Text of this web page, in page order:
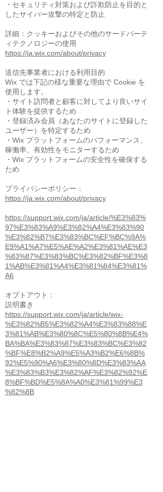
・セキュリティ対策および詐欺防止を目的と
したサイバー攻撃の特定と防止
詳細：クッキーおよびその他のサードパーテ
ィテクノロジーの使用
https://ja.wix.com/about/privacy
送信先事業者における利用目的
Wix では下記の様な重要な理由で Cookie を
使用します。
・サイト訪問者と顧客に対してより良いサイ
ト体験を提供するため
・登録済み会員（あなたのサイトに登録した
ユーザー）を特定するため
・Wix プラットフォームのパフォーマンス、
稼働率、有効性をモニターするため
・Wix プラットフォームの安全性を確保する
ため
プライバシーポリシー：
https://ja.wix.com/about/privacy
https://support.wix.com/ja/article/%E3%83%
97%E3%83%A9%E3%82%A4%E3%83%90
%E3%82%B7%E3%83%BC%EF%BC%9A%
E9%A1%A7%E5%AE%A2%E3%81%AE%E3
%83%87%E3%83%BC%E3%82%BF%E3%8
1%AB%E3%81%A4%E3%81%84%E3%81%
A6
オプトアウト：
説明書き
https://support.wix.com/ja/article/wix-
%E3%82%B5%E3%82%A4%E3%83%88%E
3%81%AB%E3%80%8C%E5%80%8B%E4%
BA%BA%E3%83%87%E3%83%BC%E3%82
%BF%E8%B2%A9%E5%A3%B2%E6%8B%
92%E5%90%A6%E3%80%8D%E3%83%AA
%E3%83%B3%E3%82%AF%E3%82%92%E
8%BF%BD%E5%8A%A0%E3%81%99%E3
%82%8B